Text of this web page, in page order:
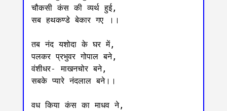
चौकसी कंस की व्यर्थ हुई,
सब हथकण्डे बेकार गए ।।
तब नंद यशोदा के घर में,
पलकर प्रभुवर गोपाल बने,
वंशीधर- माखनचोर बने,
सबके प्यारे नंदलाल बने।।
वध किया कंस का माधव ने,